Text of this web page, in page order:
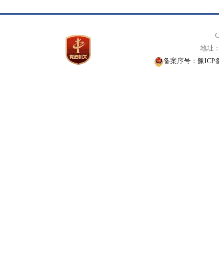
地址
备案序号：豫ICP